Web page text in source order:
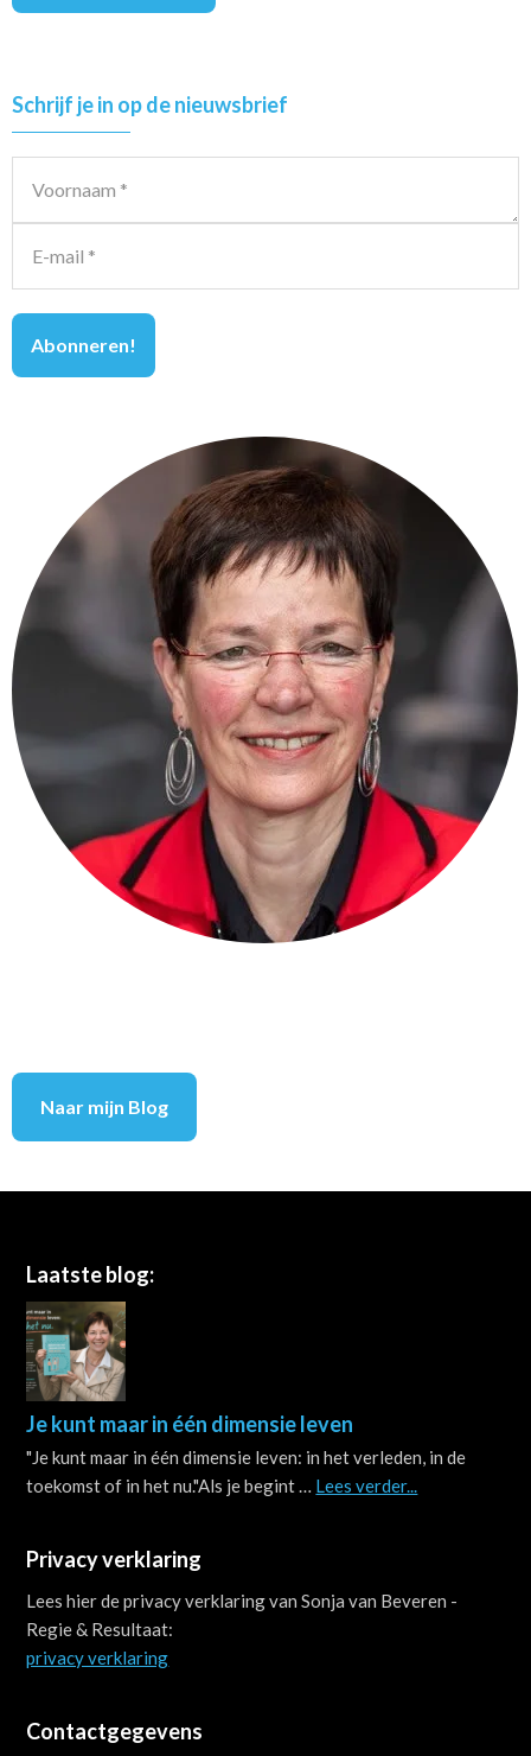
Primary
Sidebar
Schrijf je in op de nieuwsbrief
Naar mijn Blog
Footer
Laatste blog:
Je kunt maar in één dimensie leven
"Je kunt maar in één dimensie leven: in het verleden, in de
toekomst of in het nu."Als je begint … Lees verder...
in
Privacy verklaring
Lees hier de privacy verklaring van Sonja van Beveren -
Regie & Resultaat:
privacy verklaring
Contactgegevens